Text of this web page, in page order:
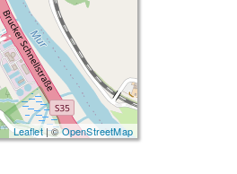
Leaflet| ©OpenStreetMap